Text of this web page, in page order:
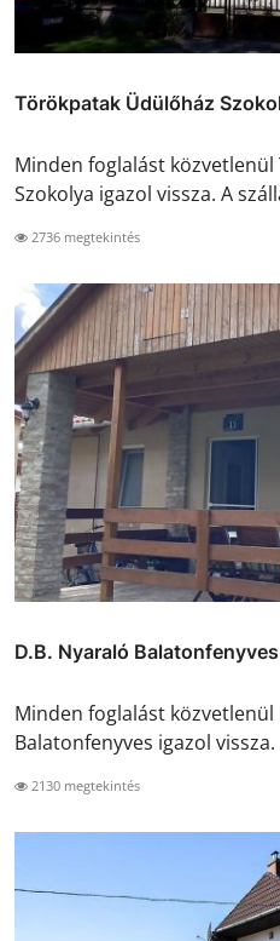
Törökpatak Üdülőház
Minden foglalást
Szokolya igazol vissza. A
2736 megtekintés
D.B. Nyaraló Balatonfenyves
Minden foglalást közvetlenül
Balatonfenyves igazol vissza.
2130 megtekintés